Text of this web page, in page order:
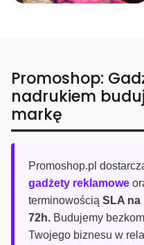
Promoshop:
nadrukiem
markę
Promoshop.pl
gadżety reklamowe
terminowością SLA na
72h. Budujemy
Twojego biznesu w